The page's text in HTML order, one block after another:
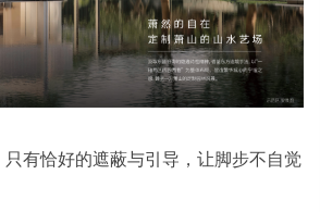
有恰好的遮蔽与引导，让脚步不自觉